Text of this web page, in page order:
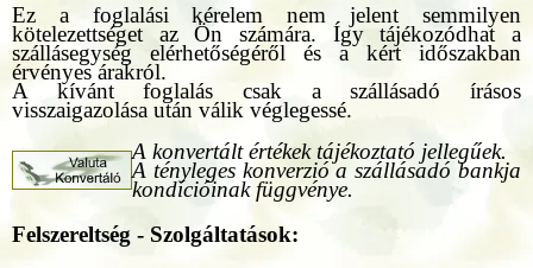
Ez a foglalási kérelem nem jelent semmilyen
kötelezettséget az Ön számára. Így tájékozódhat a
szállásegység elérhetőségéről és a kért időszakban
érvényes árakról.
A kívánt foglalás csak a szállásadó írásos
visszaigazolása után válik véglegessé.
A konvertált értékek tájékoztató jellegűek.
A tényleges konverzió a szállásadó bankja
kondícióinak függvénye.
Felszereltség - Szolgáltatások: